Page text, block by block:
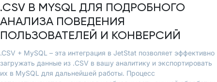
.CSV В MYSQL ДЛЯ ПОДРОБНОГО
АНАЛИЗА ПОВЕДЕНИЯ
ПОЛЬЗОВАТЕЛЕЙ И КОНВЕРСИЙ
.CSV + MySQL – эта интеграция в JetStat позволяет эффективно
загружать данные из .CSV в вашу аналитику и экспортировать
их в MySQL для дальнейшей работы. Процесс